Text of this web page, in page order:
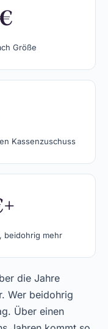
Größe
Kassenzuschuss
beidohrig mehr
die Jahre
Wer beidohrig
Über einen